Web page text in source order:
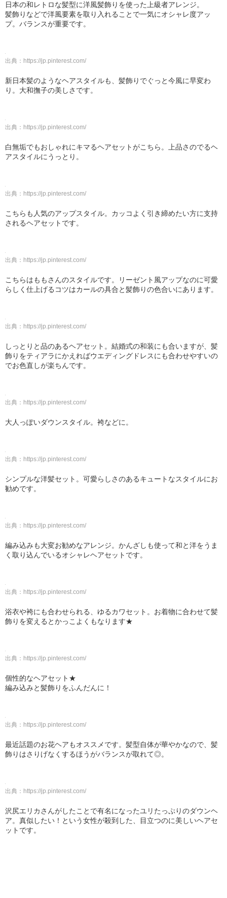
日本の和レトロな髪型に洋風髪飾りを使った上級者アレンジ。
髪飾りなどで洋風要素を取り入れることで一気にオシャレ度アッ
プ。バランスが重要です。
出典： https://jp.pinterest.com/
新日本髪のようなヘアスタイルも、髪飾りでぐっと今風に早変わ
り。大和撫子の美しさです。
出典： https://jp.pinterest.com/
白無垢でもおしゃれにキマるヘアセットがこちら。上品さのでるヘ
アスタイルにうっとり。
出典： https://jp.pinterest.com/
こちらも人気のアップスタイル。カッコよく引き締めたい方に支持
されるヘアセットです。
出典： https://jp.pinterest.com/
こちらはももさんのスタイルです。リーゼント風アップなのに可愛
らしく仕上げるコツはカールの具合と髪飾りの色合いにあります。
出典： https://jp.pinterest.com/
しっとりと品のあるヘアセット。結婚式の和装にも合いますが、髪
飾りをティアラにかえればウエディングドレスにも合わせやすいの
でお色直しが楽ちんです。
出典： https://jp.pinterest.com/
大人っぽいダウンスタイル。袴などに。
出典： https://jp.pinterest.com/
シンプルな洋髪セット。可愛らしさのあるキュートなスタイルにお
勧めです。
出典： https://jp.pinterest.com/
編み込みも大変お勧めなアレンジ。かんざしも使って和と洋をうま
く取り込んでいるオシャレヘアセットです。
出典： https://jp.pinterest.com/
浴衣や袴にも合わせられる、ゆるカワセット。お着物に合わせて髪
飾りを変えるとかっこよくもなります★
出典： https://jp.pinterest.com/
個性的なヘアセット★
編み込みと髪飾りをふんだんに！
出典： https://jp.pinterest.com/
最近話題のお花ヘアもオススメです。髪型自体が華やかなので、髪
飾りはさりげなくするほうがバランスが取れて◎。
出典： https://jp.pinterest.com/
沢尻エリカさんがしたことで有名になったユリたっぷりのダウンヘ
ア。真似したい！という女性が殺到した、目立つのに美しいヘアセ
ットです。